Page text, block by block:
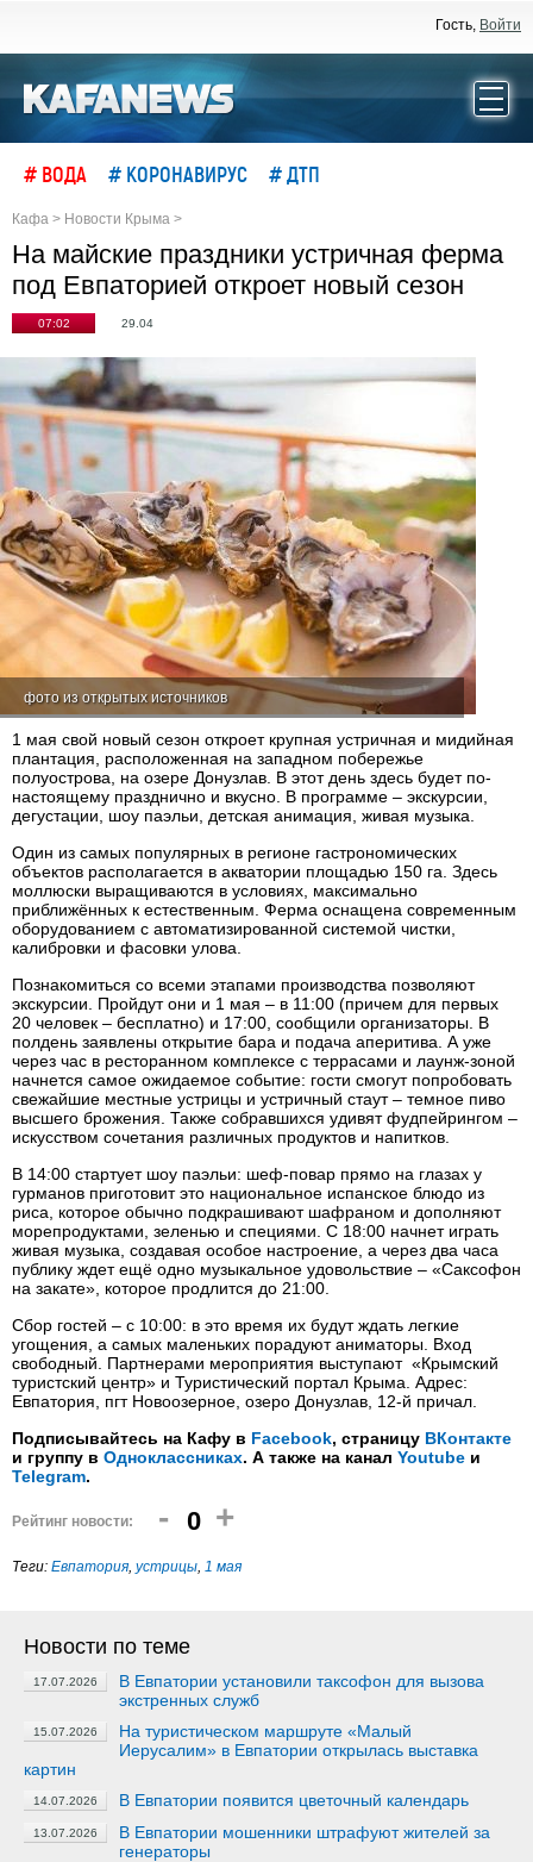
Гость, Войти
# ВОДА # КОРОНАВИРУС # ДТП
Кафа > Новости Крыма >
На майские праздники устричная ферма
под Евпаторией откроет новый сезон
07:02 29.04
фото из открытых источников
1 мая свой новый сезон откроет крупная устричная и мидийная
плантация, расположенная на западном побережье
полуострова, на озере Донузлав. В этот день здесь будет по-
настоящему празднично и вкусно. В программе – экскурсии,
дегустации, шоу паэльи, детская анимация, живая музыка.
Один из самых популярных в регионе гастрономических
объектов располагается в акватории площадью 150 га. Здесь
моллюски выращиваются в условиях, максимально
приближённых к естественным. Ферма оснащена современным
оборудованием с автоматизированной системой чистки,
калибровки и фасовки улова.
Познакомиться со всеми этапами производства позволяют
экскурсии. Пройдут они и 1 мая – в 11:00 (причем для первых
20 человек – бесплатно) и 17:00, сообщили организаторы. В
полдень заявлены открытие бара и подача аперитива. А уже
через час в ресторанном комплексе с террасами и лаунж-зоной
начнется самое ожидаемое событие: гости смогут попробовать
свежайшие местные устрицы и устричный стаут – темное пиво
высшего брожения. Также собравшихся удивят фудпейрингом –
искусством сочетания различных продуктов и напитков.
В 14:00 стартует шоу паэльи: шеф-повар прямо на глазах у
гурманов приготовит это национальное испанское блюдо из
риса, которое обычно подкрашивают шафраном и дополняют
морепродуктами, зеленью и специями. С 18:00 начнет играть
живая музыка, создавая особое настроение, а через два часа
публику ждет ещё одно музыкальное удовольствие – «Саксофон
на закате», которое продлится до 21:00.
Сбор гостей – с 10:00: в это время их будут ждать легкие
угощения, а самых маленьких порадуют аниматоры. Вход
свободный. Партнерами мероприятия выступают «Крымский
туристский центр» и Туристический портал Крыма. Адрес:
Евпатория, пгт Новоозерное, озеро Донузлав, 12-й причал.
Подписывайтесь на Кафу в Facebook, страницу ВКонтакте
и группу в Одноклассниках. А также на канал Youtube и
Telegram.
Рейтинг новости: - 0 +
Теги: Евпатория, устрицы, 1 мая
Новости по теме
17.07.2026
В Евпатории установили таксофон для вызова
экстренных служб
15.07.2026
На туристическом маршруте «Малый
Иерусалим» в Евпатории открылась выставка
картин
14.07.2026 В Евпатории появится цветочный календарь
13.07.2026
В Евпатории мошенники штрафуют жителей за
генераторы